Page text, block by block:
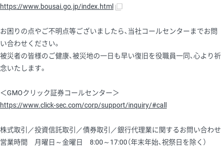
https://www.bousai.go.jp/index.html
お困りの点やご不明点等ございましたら、当社コールセンターまでお問
い合わせください。
被災者の皆様のご健康、被災地の一日も早い復旧を役職員一同、心より祈
念いたします。
＜GMOクリック証券コールセンター＞
https://www.click-sec.com/corp/support/inquiry/#call
株式取引／投資信託取引／債券取引／銀行代理業に関するお問い合わせ
営業時間 月曜日～金曜日 8:00～17:00（年末年始、祝祭日を除く）